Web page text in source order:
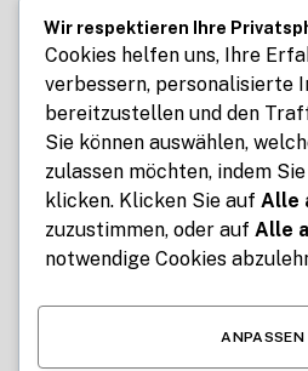
Seoul Business
Professional
AUGUST 7, 2026
Kennzeichen
Zulassung ohne
AUGUST 7, 2026
How Free Tools
Wir respektieren Ihre
Cookies helfen uns, Ihre
verbessern, personalisierte
bereitzustellen und den
Sie können auswählen,
zulassen möchten, indem
klicken. Klicken Sie auf Alle
zuzustimmen, oder auf Alle
notwendige Cookies
ANPASSEN